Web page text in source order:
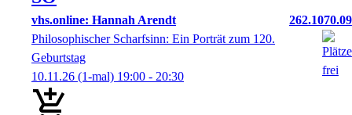
vhs.online: Hannah Arendt
262.1070.09
Philosophischer Scharfsinn: Ein Porträt zum 120.
Geburtstag
10.11.26 (1-mal) 19:00 - 20:30